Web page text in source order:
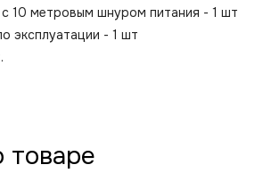
10 метровым шнуром питания - 1 шт
эксплуатации - 1 шт
товаре